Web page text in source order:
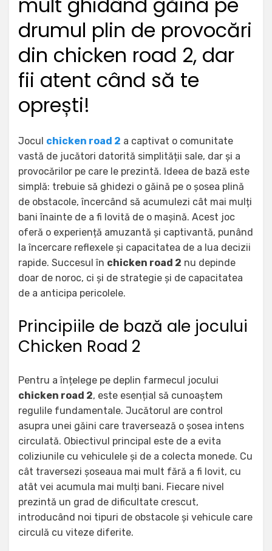
drumul plin de provocări
din chicken road 2, dar
fii atent când să te
oprești!
Jocul chicken road 2 a captivat o comunitate
vastă de jucători datorită simplității sale, dar și a
provocărilor pe care le prezintă. Ideea de bază este
simplă: trebuie să ghidezi o găină pe o șosea plină
de obstacole, încercând să acumulezi cât mai mulți
bani înainte de a fi lovită de o mașină. Acest joc
oferă o experiență amuzantă și captivantă, punând
la încercare reflexele și capacitatea de a lua decizii
rapide. Succesul în chicken road 2 nu depinde
doar de noroc, ci și de strategie și de capacitatea
de a anticipa pericolele.
Principiile de bază ale jocului
Chicken Road 2
Pentru a înțelege pe deplin farmecul jocului
chicken road 2, este esențial să cunoaștem
regulile fundamentale. Jucătorul are control
asupra unei găini care traversează o șosea intens
circulată. Obiectivul principal este de a evita
coliziunile cu vehiculele și de a colecta monede. Cu
cât traversezi șoseaua mai mult fără a fi lovit, cu
atât vei acumula mai mulți bani. Fiecare nivel
prezintă un grad de dificultate crescut,
introducând noi tipuri de obstacole și vehicule care
circulă cu viteze diferite.